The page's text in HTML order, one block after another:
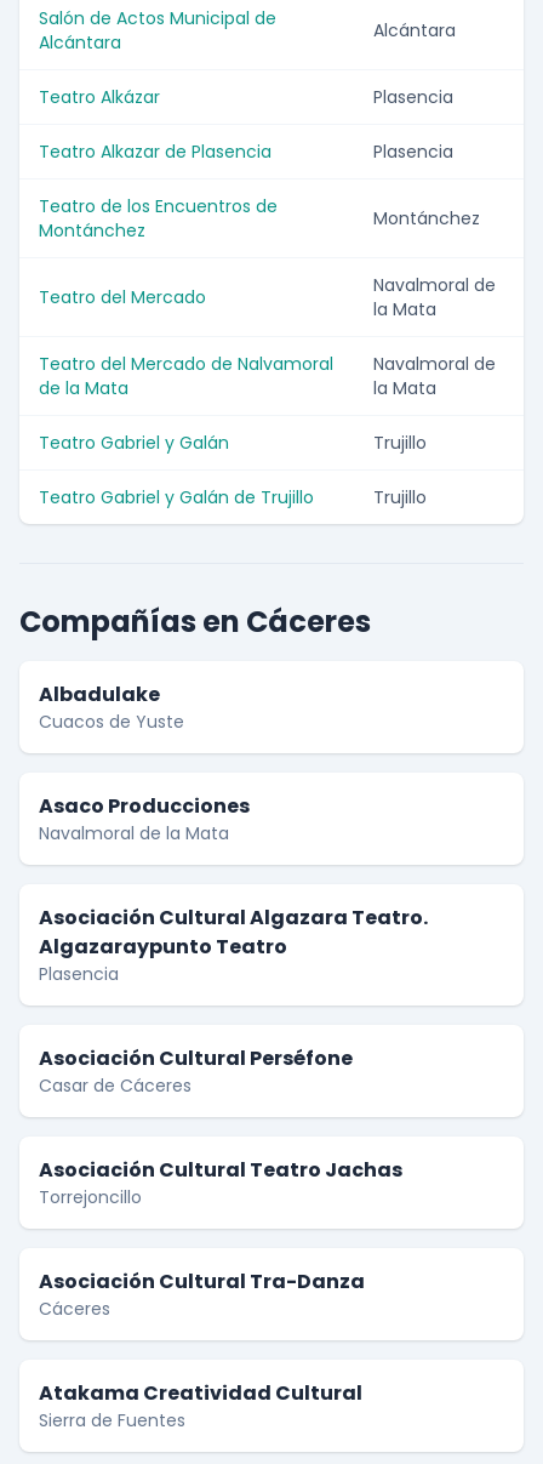
Salón de Actos Municipal de
Alcántara
Alcántara
Teatro Alkázar Plasencia
Teatro Alkazar de Plasencia Plasencia
Teatro de los Encuentros de
Montánchez
Montánchez
Teatro del Mercado
Navalmoral de
la Mata
Teatro del Mercado de Nalvamoral
de la Mata
Navalmoral de
la Mata
Teatro Gabriel y Galán Trujillo
Teatro Gabriel y Galán de Trujillo Trujillo
Compañías en Cáceres
Albadulake
Cuacos de Yuste
Asaco Producciones
Navalmoral de la Mata
Asociación Cultural Algazara Teatro.
Algazaraypunto Teatro
Plasencia
Asociación Cultural Perséfone
Casar de Cáceres
Asociación Cultural Teatro Jachas
Torrejoncillo
Asociación Cultural Tra-Danza
Cáceres
Atakama Creatividad Cultural
Sierra de Fuentes